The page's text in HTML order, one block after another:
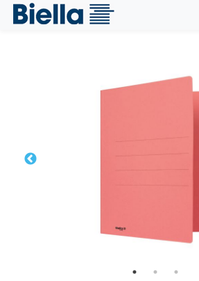
Cookie-Einstellungen